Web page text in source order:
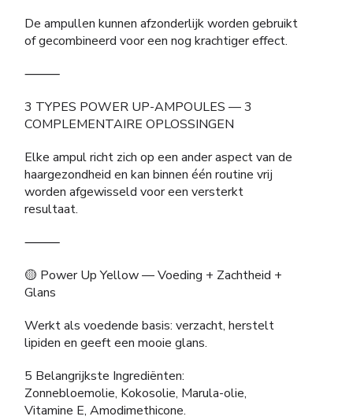
De ampullen kunnen afzonderlijk worden gebruikt
of gecombineerd voor een nog krachtiger effect.
⸻
3 TYPES POWER UP-AMPOULES — 3
COMPLEMENTAIRE OPLOSSINGEN
Elke ampul richt zich op een ander aspect van de
haargezondheid en kan binnen één routine vrij
worden afgewisseld voor een versterkt
resultaat.
⸻
🟡 Power Up Yellow — Voeding + Zachtheid +
Glans
Werkt als voedende basis: verzacht, herstelt
lipiden en geeft een mooie glans.
5 Belangrijkste Ingrediënten:
Zonnebloemolie, Kokosolie, Marula-olie,
Vitamine E, Amodimethicone.